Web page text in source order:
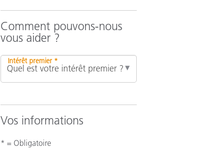
Comment pouvons-nous
vous aider ?
Intérêt premier *
Vos informations
* = Obligatoire